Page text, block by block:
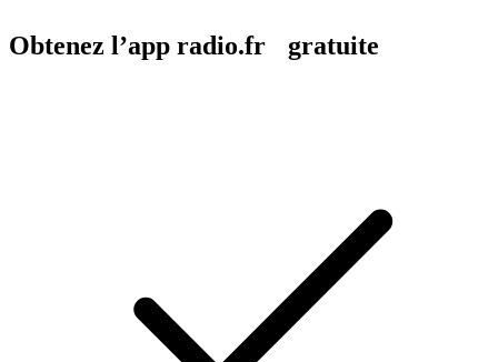
Obtenez l’app radio.fr gratuite